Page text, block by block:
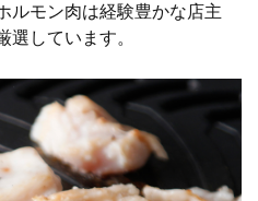
ルモン肉は経験豊かな店主
選しています。